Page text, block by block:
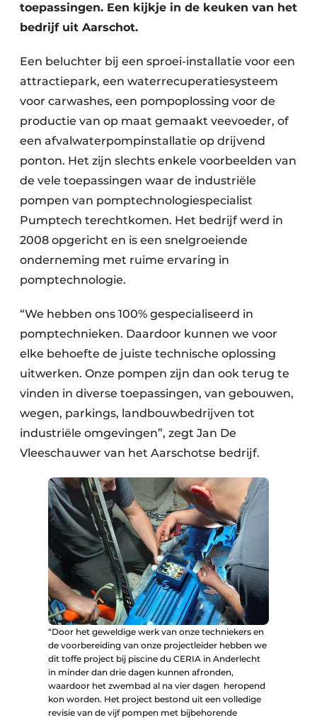
toepassingen. Een kijkje in de keuken van het
bedrijf uit Aarschot.
Een beluchter bij een sproei-installatie voor een
attractiepark, een waterrecuperatiesysteem
voor carwashes, een pompoplossing voor de
productie van op maat gemaakt veevoeder, of
een afvalwaterpompinstallatie op drijvend
ponton. Het zijn slechts enkele voorbeelden van
de vele toepassingen waar de industriële
pompen van pomptechnologiespecialist
Pumptech terechtkomen. Het bedrijf werd in
2008 opgericht en is een snelgroeiende
onderneming met ruime ervaring in
pomptechnologie.
“We hebben ons 100% gespecialiseerd in
pomptechnieken. Daardoor kunnen we voor
elke behoefte de juiste technische oplossing
uitwerken. Onze pompen zijn dan ook terug te
vinden in diverse toepassingen, van gebouwen,
wegen, parkings, landbouwbedrijven tot
industriële omgevingen”, zegt Jan De
Vleeschauwer van het Aarschotse bedrijf.
“Door het geweldige werk van onze techniekers en
de voorbereiding van onze projectleider hebben we
dit toffe project bij piscine du CERIA in Anderlecht
in minder dan drie dagen kunnen afronden,
waardoor het zwembad al na vier dagen heropend
kon worden. Het project bestond uit een volledige
revisie van de vijf pompen met bijbehorende